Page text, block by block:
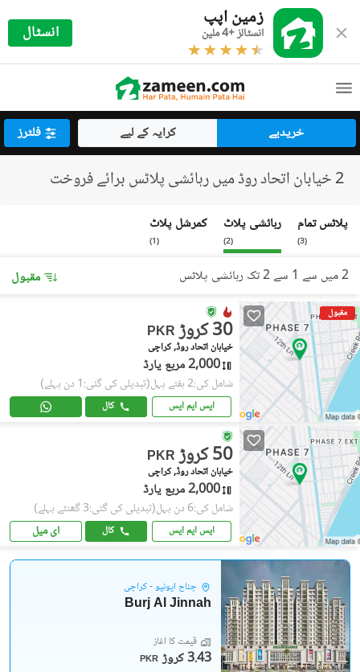
زمین اپپ
انسٹالز +4 ملین انسٹال
خریدیے کرایہ کے لیے فلٹرز
2 خیابان اتحاد روڈ میں رہائشی پلاٹس برائے فروخت
پلاٹس تمام
(
3
)
رہائشی پلاٹ
(
2
)
کمرشل پلاٹ
(
1
)
2 میں سے 1 سے 2 تک رہائشی پلاٹس مقبول
مقبول
PKR 30 کروڑ
خیابان اتحاد روڈ, کراچی
2,000 مربع یارڈ
شامل کی:2 ہفتے پہل (تبدیلی کی گئی:1 دن پہلے)
ایس ایم ایس کال
PKR 50 کروڑ
خیابان اتحاد روڈ, کراچی
2,000 مربع یارڈ
شامل کی:6 دن پہل (تبدیلی کی گئی:3 گھنٹے پہلے)
ایس ایم ایس کال ای میل
جناح ایونیو - کراچی
Burj Al Jinnah
قیمت کا آغاز
PKR 3.43 کروڑ